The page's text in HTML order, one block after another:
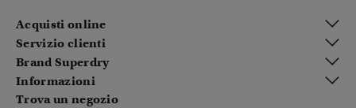
Acquisti online
Servizio clienti
Brand Superdry
Informazioni
Trova un negozio